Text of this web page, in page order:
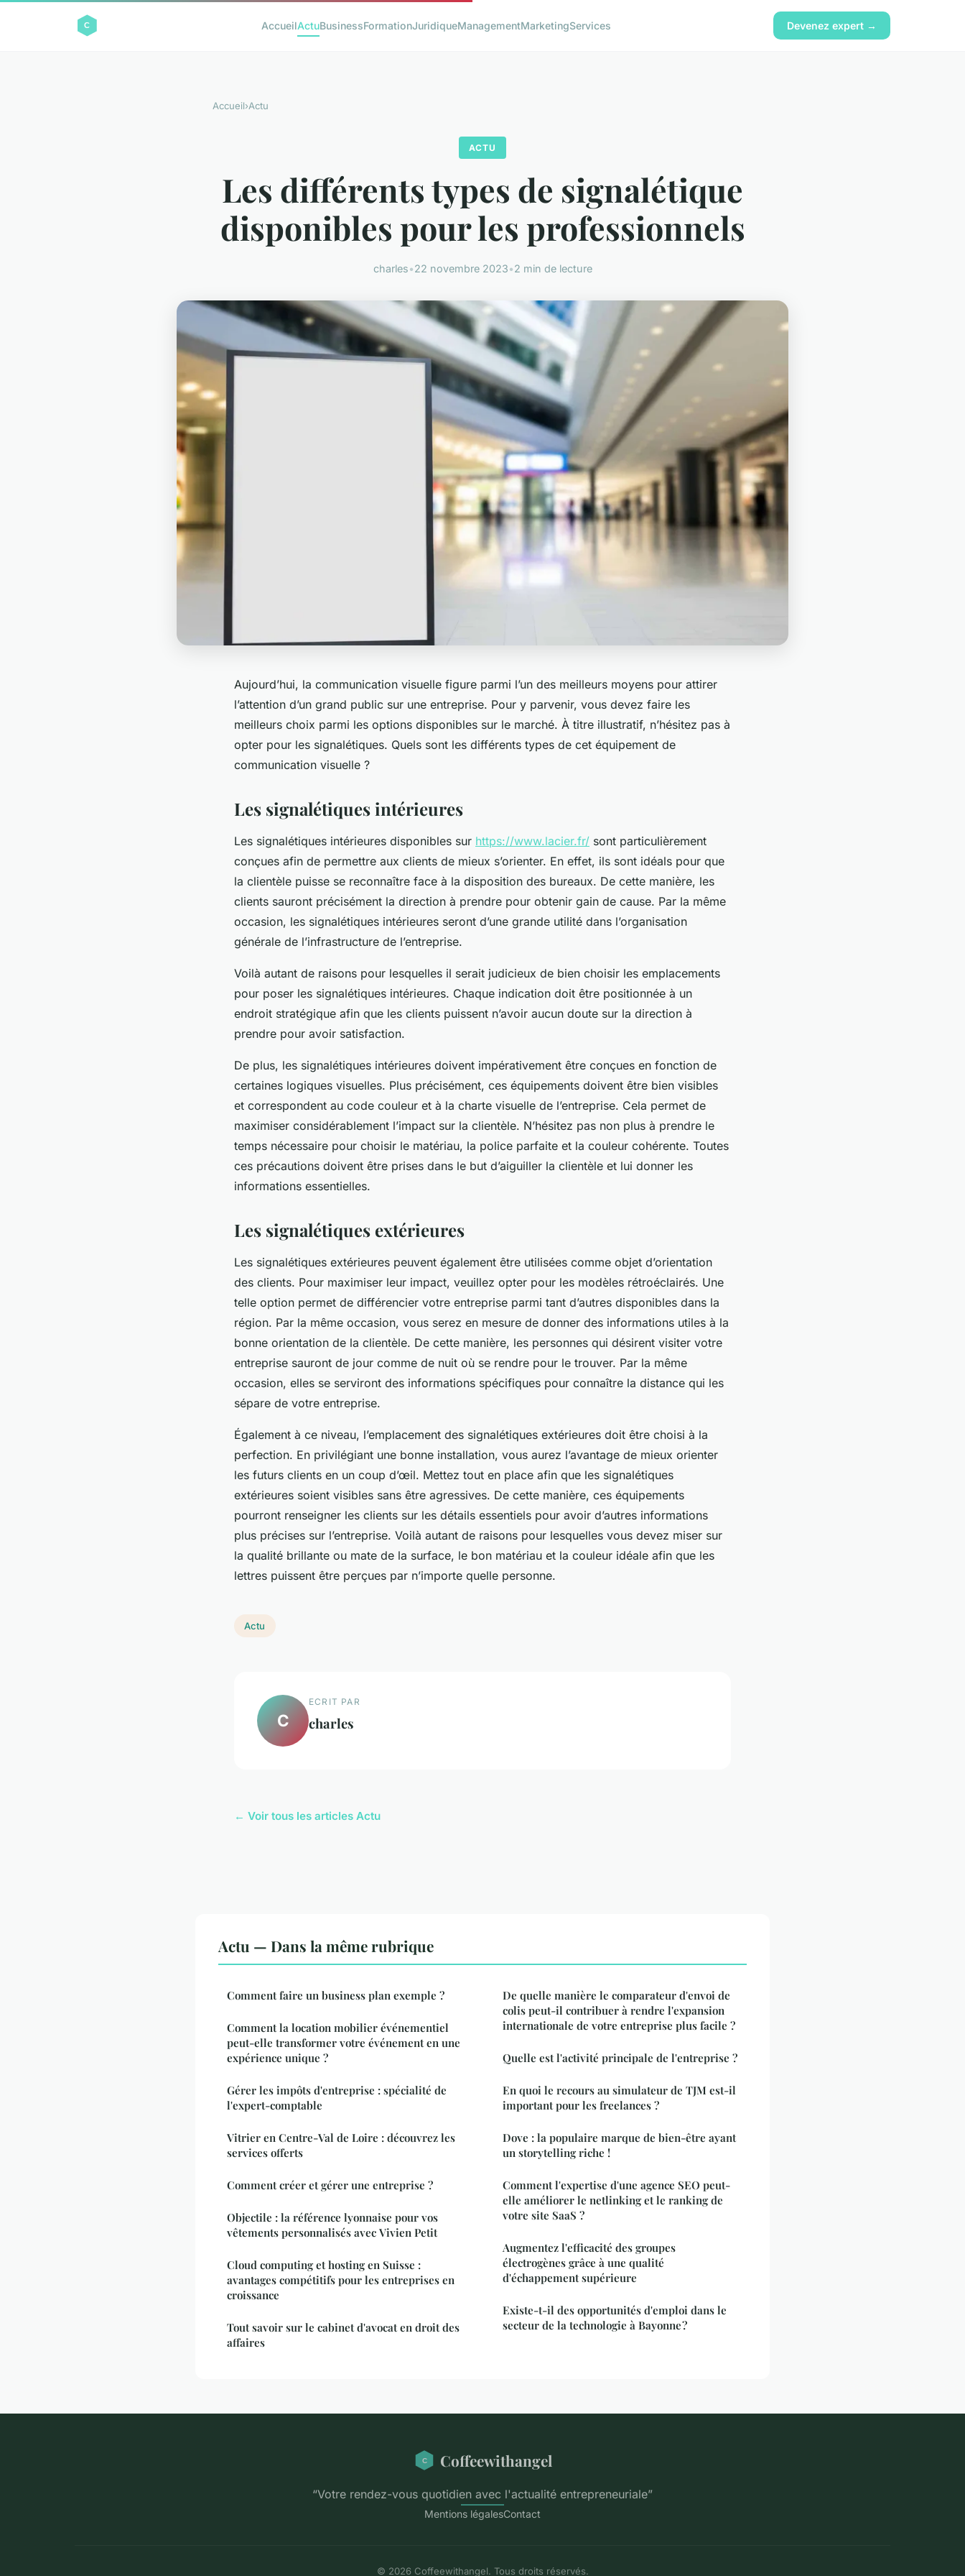
AccueilActuBusinessFormationJuridiqueManagementMarketingServices Devenez expert →
Accueil›Actu
ACTU
Les différents types de signalétique
disponibles pour les professionnels
charles•22 novembre 2023•2 min de lecture
Aujourd’hui, la communication visuelle figure parmi l’un des meilleurs moyens pour attirer
l’attention d’un grand public sur une entreprise. Pour y parvenir, vous devez faire les
meilleurs choix parmi les options disponibles sur le marché. À titre illustratif, n’hésitez pas à
opter pour les signalétiques. Quels sont les différents types de cet équipement de
communication visuelle ?
Les signalétiques intérieures
Les signalétiques intérieures disponibles sur https://www.lacier.fr/ sont particulièrement
conçues afin de permettre aux clients de mieux s’orienter. En effet, ils sont idéals pour que
la clientèle puisse se reconnaître face à la disposition des bureaux. De cette manière, les
clients sauront précisément la direction à prendre pour obtenir gain de cause. Par la même
occasion, les signalétiques intérieures seront d’une grande utilité dans l’organisation
générale de l’infrastructure de l’entreprise.
Voilà autant de raisons pour lesquelles il serait judicieux de bien choisir les emplacements
pour poser les signalétiques intérieures. Chaque indication doit être positionnée à un
endroit stratégique afin que les clients puissent n’avoir aucun doute sur la direction à
prendre pour avoir satisfaction.
De plus, les signalétiques intérieures doivent impérativement être conçues en fonction de
certaines logiques visuelles. Plus précisément, ces équipements doivent être bien visibles
et correspondent au code couleur et à la charte visuelle de l’entreprise. Cela permet de
maximiser considérablement l’impact sur la clientèle. N’hésitez pas non plus à prendre le
temps nécessaire pour choisir le matériau, la police parfaite et la couleur cohérente. Toutes
ces précautions doivent être prises dans le but d’aiguiller la clientèle et lui donner les
informations essentielles.
Les signalétiques extérieures
Les signalétiques extérieures peuvent également être utilisées comme objet d’orientation
des clients. Pour maximiser leur impact, veuillez opter pour les modèles rétroéclairés. Une
telle option permet de différencier votre entreprise parmi tant d’autres disponibles dans la
région. Par la même occasion, vous serez en mesure de donner des informations utiles à la
bonne orientation de la clientèle. De cette manière, les personnes qui désirent visiter votre
entreprise sauront de jour comme de nuit où se rendre pour le trouver. Par la même
occasion, elles se serviront des informations spécifiques pour connaître la distance qui les
sépare de votre entreprise.
Également à ce niveau, l’emplacement des signalétiques extérieures doit être choisi à la
perfection. En privilégiant une bonne installation, vous aurez l’avantage de mieux orienter
les futurs clients en un coup d’œil. Mettez tout en place afin que les signalétiques
extérieures soient visibles sans être agressives. De cette manière, ces équipements
pourront renseigner les clients sur les détails essentiels pour avoir d’autres informations
plus précises sur l’entreprise. Voilà autant de raisons pour lesquelles vous devez miser sur
la qualité brillante ou mate de la surface, le bon matériau et la couleur idéale afin que les
lettres puissent être perçues par n’importe quelle personne.
Actu
C
ECRIT PAR
charles
← Voir tous les articles Actu
Actu — Dans la même rubrique
Comment faire un business plan exemple ?
Comment la location mobilier événementiel
peut-elle transformer votre événement en une
expérience unique ?
Gérer les impôts d'entreprise : spécialité de
l'expert-comptable
Vitrier en Centre-Val de Loire : découvrez les
services offerts
Comment créer et gérer une entreprise ?
Objectile : la référence lyonnaise pour vos
vêtements personnalisés avec Vivien Petit
Cloud computing et hosting en Suisse :
avantages compétitifs pour les entreprises en
croissance
Tout savoir sur le cabinet d'avocat en droit des
affaires
De quelle manière le comparateur d'envoi de
colis peut-il contribuer à rendre l'expansion
internationale de votre entreprise plus facile ?
Quelle est l'activité principale de l'entreprise ?
En quoi le recours au simulateur de TJM est-il
important pour les freelances ?
Dove : la populaire marque de bien-être ayant
un storytelling riche !
Comment l'expertise d'une agence SEO peut-
elle améliorer le netlinking et le ranking de
votre site SaaS ?
Augmentez l'efficacité des groupes
électrogènes grâce à une qualité
d'échappement supérieure
Existe-t-il des opportunités d'emploi dans le
secteur de la technologie à Bayonne ?
Coffeewithangel
“Votre rendez-vous quotidien avec l'actualité entrepreneuriale”
Mentions légalesContact
© 2026 Coffeewithangel. Tous droits réservés.